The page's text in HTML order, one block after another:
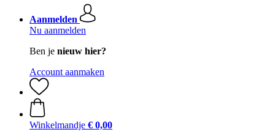
Aanmelden
Nu aanmelden
Ben je nieuw hier?
Account aanmaken
Winkelmandje € 0,00